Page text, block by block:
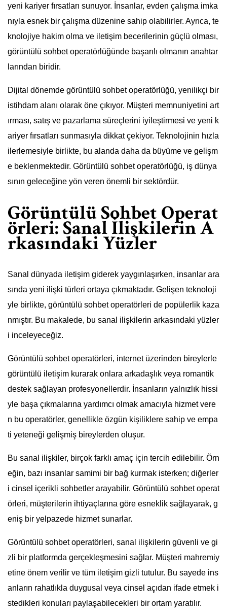
yeni kariyer fırsatları sunuyor. İnsanlar, evden çalışma imka
nıyla esnek bir çalışma düzenine sahip olabilirler. Ayrıca, te
knolojiye hakim olma ve iletişim becerilerinin güçlü olması,
görüntülü sohbet operatörlüğünde başarılı olmanın anahtar
larından biridir.
Dijital dönemde görüntülü sohbet operatörlüğü, yenilikçi bir
istihdam alanı olarak öne çıkıyor. Müşteri memnuniyetini art
ırması, satış ve pazarlama süreçlerini iyileştirmesi ve yeni k
ariyer fırsatları sunmasıyla dikkat çekiyor. Teknolojinin hızla
ilerlemesiyle birlikte, bu alanda daha da büyüme ve gelişm
e beklenmektedir. Görüntülü sohbet operatörlüğü, iş dünya
sının geleceğine yön veren önemli bir sektördür.
Görüntülü Sohbet Operat
örleri: Sanal İlişkilerin A
rkasındaki Yüzler
Sanal dünyada iletişim giderek yaygınlaşırken, insanlar ara
sında yeni ilişki türleri ortaya çıkmaktadır. Gelişen teknoloji
yle birlikte, görüntülü sohbet operatörleri de popülerlik kaza
nmıştır. Bu makalede, bu sanal ilişkilerin arkasındaki yüzler
i inceleyeceğiz.
Görüntülü sohbet operatörleri, internet üzerinden bireylerle
görüntülü iletişim kurarak onlara arkadaşlık veya romantik
destek sağlayan profesyonellerdir. İnsanların yalnızlık hissi
yle başa çıkmalarına yardımcı olmak amacıyla hizmet vere
n bu operatörler, genellikle özgün kişiliklere sahip ve empa
ti yeteneği gelişmiş bireylerden oluşur.
Bu sanal ilişkiler, birçok farklı amaç için tercih edilebilir. Örn
eğin, bazı insanlar samimi bir bağ kurmak isterken; diğerler
i cinsel içerikli sohbetler arayabilir. Görüntülü sohbet operat
örleri, müşterilerin ihtiyaçlarına göre esneklik sağlayarak, g
eniş bir yelpazede hizmet sunarlar.
Görüntülü sohbet operatörleri, sanal ilişkilerin güvenli ve gi
zli bir platformda gerçekleşmesini sağlar. Müşteri mahremiy
etine önem verilir ve tüm iletişim gizli tutulur. Bu sayede ins
anların rahatlıkla duygusal veya cinsel açıdan ifade etmek i
stedikleri konuları paylaşabilecekleri bir ortam yaratılır.